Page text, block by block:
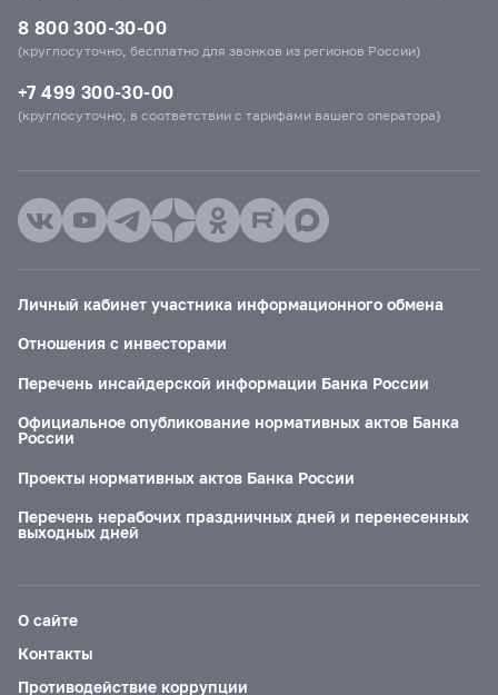
8 800 300-30-00
(круглосуточно, бесплатно для звонков из регионов России)
+7 499 300-30-00
(круглосуточно, в соответствии с тарифами вашего оператора)
Личный кабинет участника информационного обмена
Отношения с инвесторами
Перечень инсайдерской информации Банка России
Официальное опубликование нормативных актов Банка
России
Проекты нормативных актов Банка России
Перечень нерабочих праздничных дней и перенесенных
выходных дней
О сайте
Контакты
Противодействие коррупции